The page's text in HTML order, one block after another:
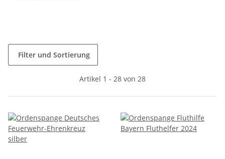
Filter und Sortierung
Artikel 1 - 28 von 28